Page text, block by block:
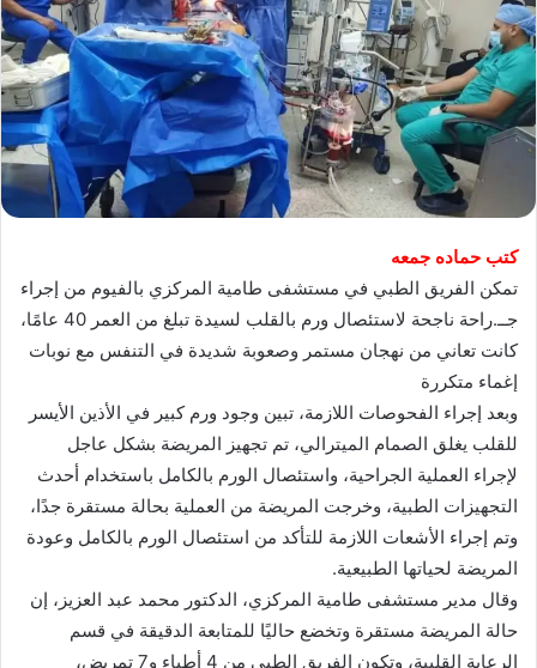
كتب حماده جمعه
تمكن الفريق الطبي في مستشفى طامية المركزي بالفيوم من إجراء
جــ.راحة ناجحة لاستئصال ورم بالقلب لسيدة تبلغ من العمر 40 عامًا،
كانت تعاني من نهجان مستمر وصعوبة شديدة في التنفس مع نوبات
إغماء متكررة
وبعد إجراء الفحوصات اللازمة، تبين وجود ورم كبير في الأذين الأيسر
للقلب يغلق الصمام الميترالي، تم تجهيز المريضة بشكل عاجل
لإجراء العملية الجراحية، واستئصال الورم بالكامل باستخدام أحدث
التجهيزات الطبية، وخرجت المريضة من العملية بحالة مستقرة جدًا،
وتم إجراء الأشعات اللازمة للتأكد من استئصال الورم بالكامل وعودة
المريضة لحياتها الطبيعية.
وقال مدير مستشفى طامية المركزي، الدكتور محمد عبد العزيز، إن
حالة المريضة مستقرة وتخضع حاليًا للمتابعة الدقيقة في قسم
الرعاية القلبية، وتكون الفريق الطبي من 4 أطباء و7 تمريض،